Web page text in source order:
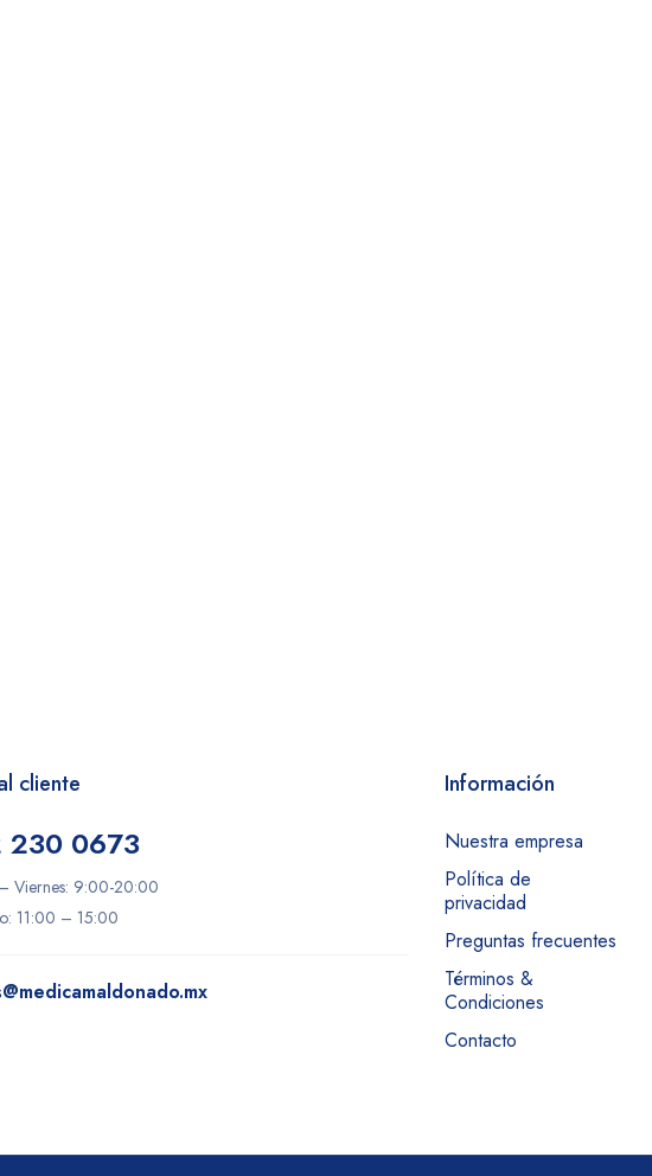
cliente
230 0673
Viernes: 9:00-20:00
11:00 – 15:00
Información
Nuestra empresa
Política de
privacidad
Preguntas frecuentes
Términos &
Condiciones
Contacto